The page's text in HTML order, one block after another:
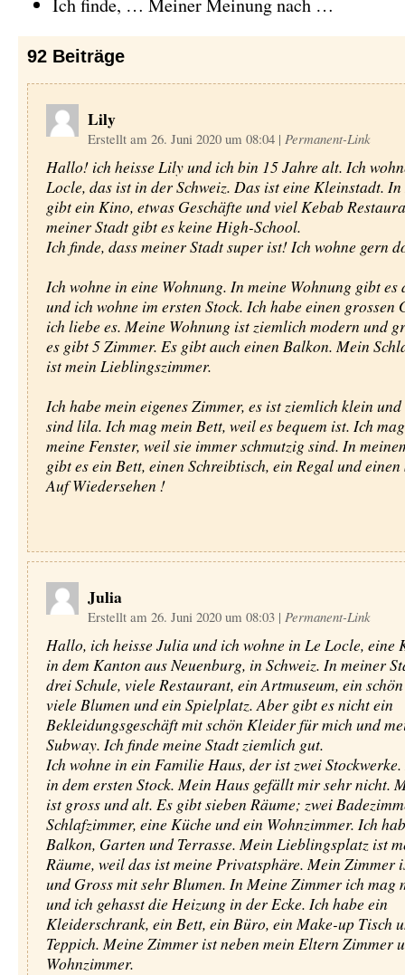
Ich finde, … Meiner Meinung nach …
92 Beiträge
Lily
Erstellt am 26. Juni 2020 um 08:04 | Permanent-Link
Hallo! ich heisse Lily und ich bin 15 Jahre alt. Ich
Locle, das ist in der Schweiz. Das ist eine Kleinstadt.
gibt ein Kino, etwas Geschäfte und viel Kebab
meiner Stadt gibt es keine High-School.
Ich finde, dass meiner Stadt super ist! Ich wohne gern
Ich wohne in eine Wohnung. In meine Wohnung gibt es
und ich wohne im ersten Stock. Ich habe einen grossen
ich liebe es. Meine Wohnung ist ziemlich modern und
es gibt 5 Zimmer. Es gibt auch einen Balkon. Mein
ist mein Lieblingszimmer.
Ich habe mein eigenes Zimmer, es ist ziemlich klein
sind lila. Ich mag mein Bett, weil es bequem ist. Ich
meine Fenster, weil sie immer schmutzig sind. In
gibt es ein Bett, einen Schreibtisch, ein Regal und einen
Auf Wiedersehen !
Julia
Erstellt am 26. Juni 2020 um 08:03 | Permanent-Link
Hallo, ich heisse Julia und ich wohne in Le Locle, eine
in dem Kanton aus Neuenburg, in Schweiz. In meiner
drei Schule, viele Restaurant, ein Artmuseum, ein
viele Blumen und ein Spielplatz. Aber gibt es nicht ein
Bekleidungsgeschäft mit schön Kleider für mich und
Subway. Ich finde meine Stadt ziemlich gut.
Ich wohne in ein Familie Haus, der ist zwei
in dem ersten Stock. Mein Haus gefällt mir sehr nicht.
ist gross und alt. Es gibt sieben Räume; zwei
Schlafzimmer, eine Küche und ein Wohnzimmer. Ich
Balkon, Garten und Terrasse. Mein Lieblingsplatz ist
Räume, weil das ist meine Privatsphäre. Mein Zimmer
und Gross mit sehr Blumen. In Meine Zimmer ich mag
und ich gehasst die Heizung in der Ecke. Ich habe ein
Kleiderschrank, ein Bett, ein Büro, ein Make-up Tisch
Teppich. Meine Zimmer ist neben mein Eltern Zimmer
Wohnzimmer.